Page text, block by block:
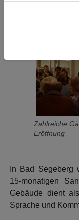
Zahlreiche
Eröffnung
In Bad Segeberg
15-monatigen
Gebäude dient
Sprache und